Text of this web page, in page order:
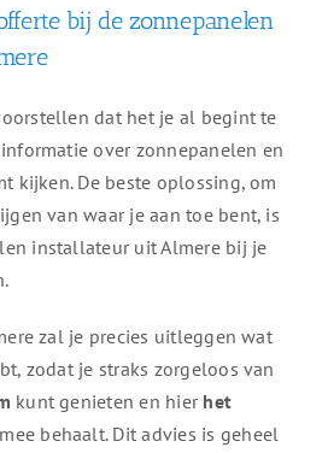
bij de zonnepanelen
dat het je al begint te
over zonnepanelen en
kijken. De beste oplossing, om
van waar je aan toe bent, is
installateur uit Almere bij je
zal je precies uitleggen wat
zodat je straks zorgeloos van
kunt genieten en hier het
mee behaalt. Dit advies is geheel